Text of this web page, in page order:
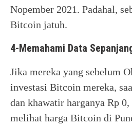
Nopember 2021. Padahal,
Bitcoin jatuh.
4-Memahami Data
Jika mereka yang sebelum
investasi Bitcoin mereka,
dan khawatir harganya Rp
melihat harga Bitcoin di